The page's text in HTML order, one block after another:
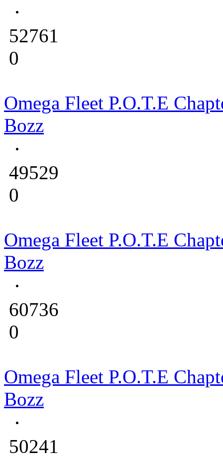
52761
0
Omega Fleet P.O.T.E
Bozz
49529
0
Omega Fleet P.O.T.E
Bozz
60736
0
Omega Fleet P.O.T.E
Bozz
50241